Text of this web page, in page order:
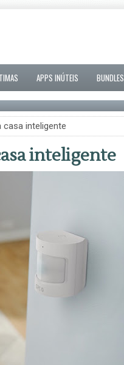
APPS INÚTEIS BUNDLES
inteligente
inteligente